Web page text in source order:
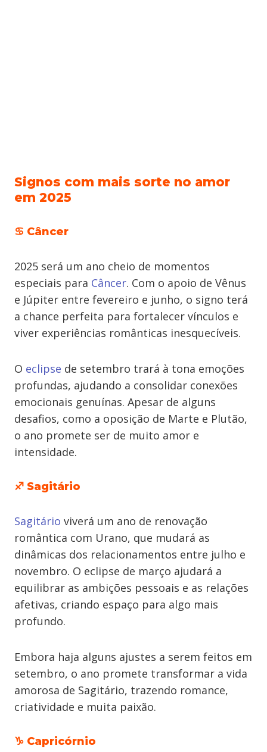
Signos com mais sorte no amor
em 2025
♋ Câncer
2025 será um ano cheio de momentos
especiais para Câncer. Com o apoio de Vênus
e Júpiter entre fevereiro e junho, o signo terá
a chance perfeita para fortalecer vínculos e
viver experiências românticas inesquecíveis.
O eclipse de setembro trará à tona emoções
profundas, ajudando a consolidar conexões
emocionais genuínas. Apesar de alguns
desafios, como a oposição de Marte e Plutão,
o ano promete ser de muito amor e
intensidade.
♐ Sagitário
Sagitário viverá um ano de renovação
romântica com Urano, que mudará as
dinâmicas dos relacionamentos entre julho e
novembro. O eclipse de março ajudará a
equilibrar as ambições pessoais e as relações
afetivas, criando espaço para algo mais
profundo.
Embora haja alguns ajustes a serem feitos em
setembro, o ano promete transformar a vida
amorosa de Sagitário, trazendo romance,
criatividade e muita paixão.
♑ Capricórnio